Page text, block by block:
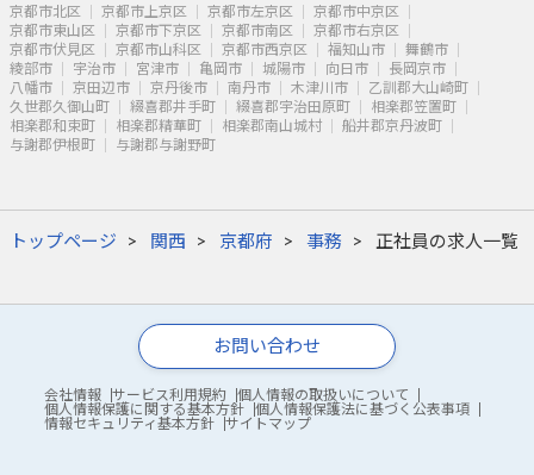
京都市北区 京都市上京区 京都市左京区
京都市中京区
京都市東山区
京都市下京区 京都市南区
京都市右京区
京都市伏見区
京都市山科区 京都市西京区 福知山市
舞鶴市
綾部市
宇治市 宮津市 亀岡市 城陽市 向日市
長岡京市
八幡市
京田辺市 京丹後市 南丹市 木津川市
乙訓郡大山崎町
久世郡久御山町
綴喜郡井手町 綴喜郡宇治田原町
相楽郡笠置町
相楽郡和束町
相楽郡精華町 相楽郡南山城村
船井郡京丹波町
与謝郡伊根町
与謝郡与謝野町
トップページ 関西 京都府 事務 正社員の求人一覧
お問い合わせ
会社情報 サービス利用規約
個人情報の取扱いについて
個人情報保護に関する基本方針 個人情報保護法に基づく公表事項
情報セキュリティ基本方針 サイトマップ